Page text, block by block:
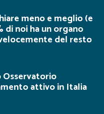
meno e meglio (e
di noi ha un organo
del resto
Osservatorio
attivo in Italia